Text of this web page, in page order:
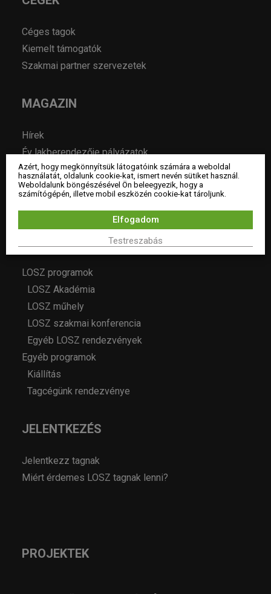
Céges tagok
Kiemelt támogatók
Szakmai partner szervezetek
MAGAZIN
Hírek
Év lakberendezője pályázatok
Pályázatok
Álláshirdetés
LOSZ programok
LOSZ Akadémia
LOSZ műhely
LOSZ szakmai konferencia
Egyéb LOSZ rendezvények
Egyéb programok
Kiállítás
Tagcégünk rendezvénye
JELENTKEZÉS
Jelentkezz tagnak
Miért érdemes LOSZ tagnak lenni?
PROJEKTEK
Azért, hogy megkönnyítsük látogatóink számára a weboldal
használatát, oldalunk cookie-kat, ismert nevén sütiket használ.
Weboldalunk böngészésével Ön beleegyezik, hogy a
számítógépén, illetve mobil eszközén cookie-kat tároljunk.
Testreszabás
Elfogadom